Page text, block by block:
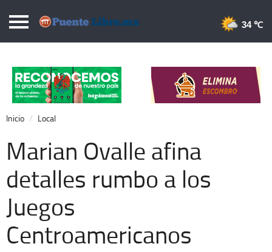
Puentelibre.mx
Local
Nacional
Opinión
Cronos
Economía
Espectáculos
Deportes
Extra +
34 ℃
Inicio Local
Marian Ovalle afina
detalles rumbo a los
Juegos
Centroamericanos